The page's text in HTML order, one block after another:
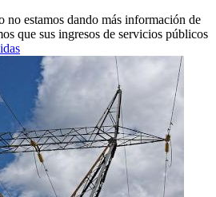
no estamos dando más información de
que sus ingresos de servicios públicos